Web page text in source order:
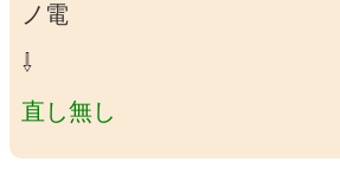
ノ電
⇩
直し無し